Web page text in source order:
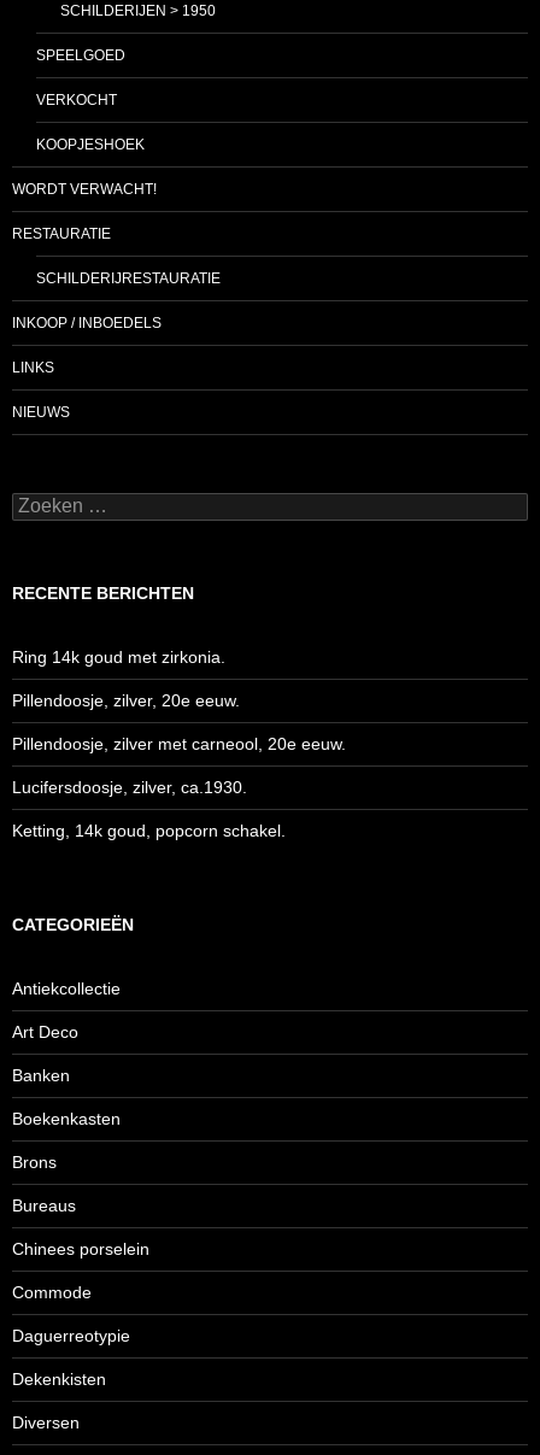
SCHILDERIJEN > 1950
SPEELGOED
VERKOCHT
KOOPJESHOEK
WORDT VERWACHT!
RESTAURATIE
SCHILDERIJRESTAURATIE
INKOOP / INBOEDELS
LINKS
NIEUWS
Zoeken
naar:
RECENTE BERICHTEN
Ring 14k goud met zirkonia.
Pillendoosje, zilver, 20e eeuw.
Pillendoosje, zilver met carneool, 20e eeuw.
Lucifersdoosje, zilver, ca.1930.
Ketting, 14k goud, popcorn schakel.
CATEGORIEËN
Antiekcollectie
Art Deco
Banken
Boekenkasten
Brons
Bureaus
Chinees porselein
Commode
Daguerreotypie
Dekenkisten
Diversen